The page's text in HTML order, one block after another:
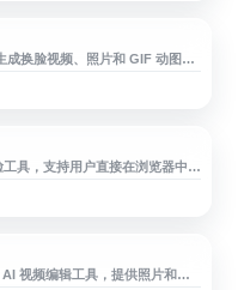
换脸视频、照片和 GIF 动图。
、角色换脸、性别互换和表情包
味内容生成等场景。平台基于人
具，支持用户直接在浏览器中进
合效果，无需安装软件，适合用
场景。根据官网描述，
视频编辑工具，提供照片和视